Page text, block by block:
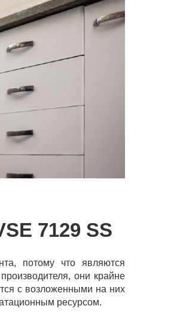
7129 SS
потому что являются
они крайне
с возложенными на них
ресурсом.